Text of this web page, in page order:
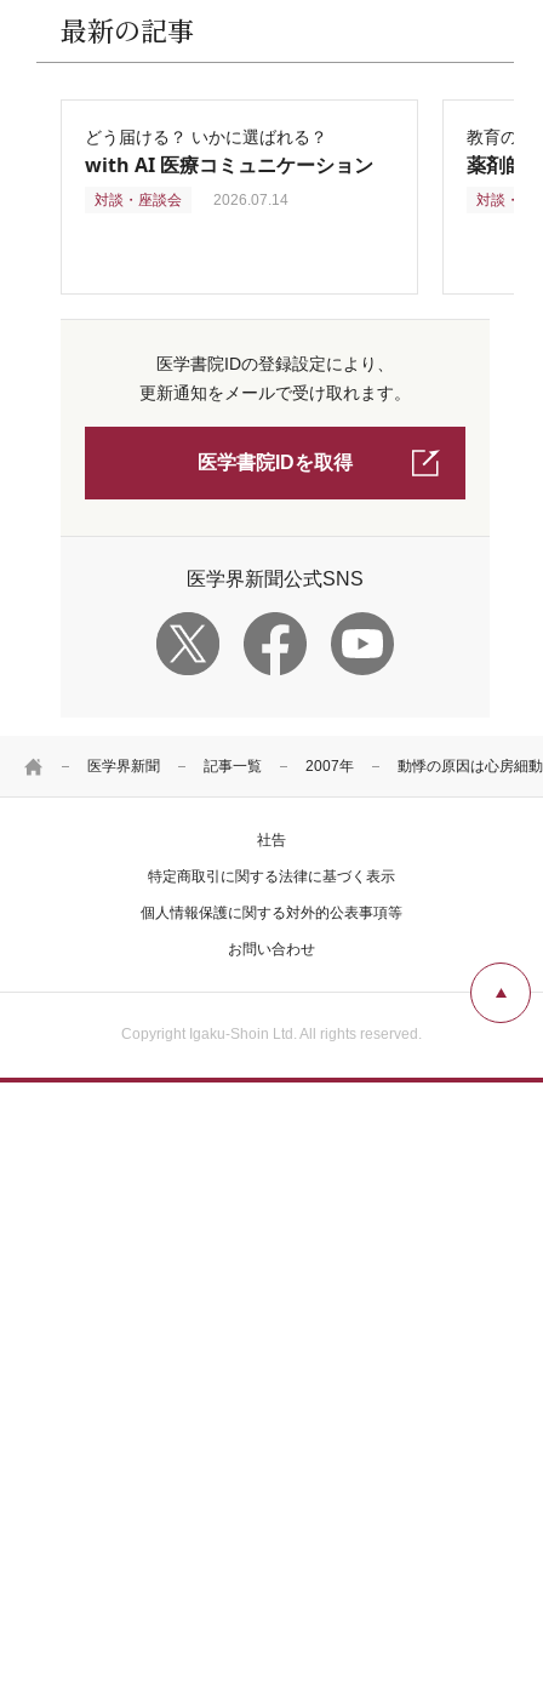
HOME 医学界新聞 記事一覧 2007年 動悸の原因は心房細
最新の記事
どう届ける？ いかに選ばれる？
with AI 医療コミュニケーション
対談・座談会 2026.07.14
教育の再
薬剤師
対談・座
医学書院IDの登録設定により、
更新通知をメールで受け取れます。
医学書院IDを取得
医学界新聞公式SNS
社告
特定商取引に関する法律に基づく表示
個人情報保護に関する対外的公表事項等
お問い合わせ
Copyright Igaku-Shoin Ltd. All rights reserved.